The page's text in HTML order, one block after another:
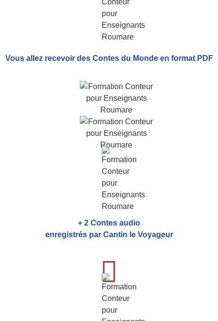
Vous allez recevoir des Contes du Monde en format PDF
+ 2 Contes audio
enregistrés par Cantin le Voyageur